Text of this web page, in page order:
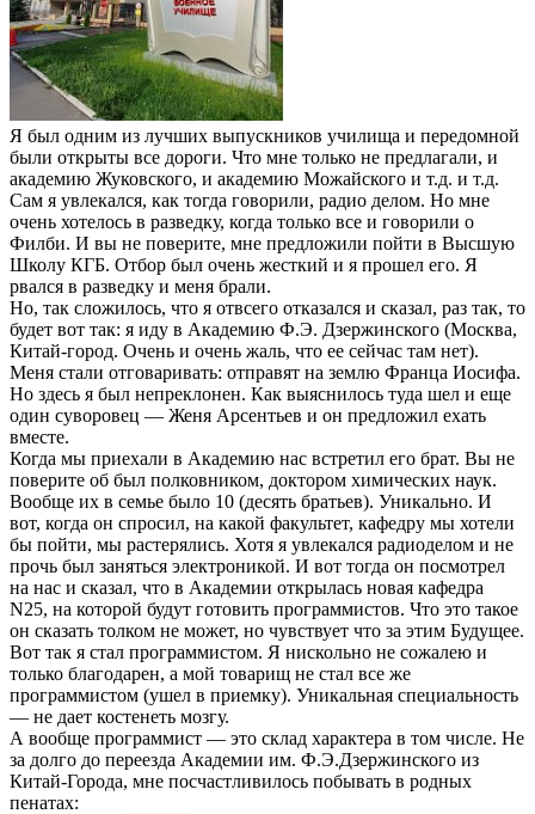
Я был одним из лучших выпускников училища и передомной
были открыты все дороги. Что мне только не предлагали, и
академию Жуковского, и академию Можайского и т.д. и т.д.
Сам я увлекался, как тогда говорили, радио делом. Но мне
очень хотелось в разведку, когда только все и говорили о
Филби. И вы не поверите, мне предложили пойти в Высшую
Школу КГБ. Отбор был очень жесткий и я прошел его. Я
рвался в разведку и меня брали.
Но, так сложилось, что я отвсего отказался и сказал, раз так, то
будет вот так: я иду в Академию Ф.Э. Дзержинского (Москва,
Китай-город. Очень и очень жаль, что ее сейчас там нет).
Меня стали отговаривать: отправят на землю Франца Иосифа.
Но здесь я был непреклонен. Как выяснилось туда шел и еще
один суворовец — Женя Арсентьев и он предложил ехать
вместе.
Когда мы приехали в Академию нас встретил его брат. Вы не
поверите об был полковником, доктором химических наук.
Вообще их в семье было 10 (десять братьев). Уникально. И
вот, когда он спросил, на какой факультет, кафедру мы хотели
бы пойти, мы растерялись. Хотя я увлекался радиоделом и не
прочь был заняться электроникой. И вот тогда он посмотрел
на нас и сказал, что в Академии открылась новая кафедра
N25, на которой будут готовить программистов. Что это такое
он сказать толком не может, но чувствует что за этим Будущее.
Вот так я стал программистом. Я нискольно не сожалею и
только благодарен, а мой товарищ не стал все же
программистом (ушел в приемку). Уникальная специальность
— не дает костенеть мозгу.
А вообще программист — это склад характера в том числе. Не
за долго до переезда Академии им. Ф.Э.Дзержинского из
Китай-Города, мне посчастливилось побывать в родных
пенатах: